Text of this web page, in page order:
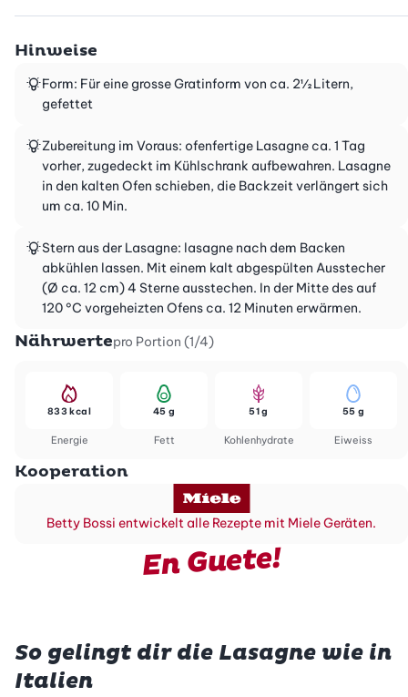
Hinweise
Form: Für eine grosse Gratinform von ca. 2½ Litern,
gefettet
Zubereitung im Voraus: ofenfertige Lasagne ca. 1 Tag
vorher, zugedeckt im Kühlschrank aufbewahren. Lasagne
in den kalten Ofen schieben, die Backzeit verlängert sich
um ca. 10 Min.
Stern aus der Lasagne: lasagne nach dem Backen
abkühlen lassen. Mit einem kalt abgespülten Ausstecher
(Ø ca. 12 cm) 4 Sterne ausstechen. In der Mitte des auf
120 °C vorgeheizten Ofens ca. 12 Minuten erwärmen.
Nährwertepro Portion (1/4)
Energie
833 kcal
Fett
45 g
Kohlenhydrate
51 g
Eiweiss
55 g
Kooperation
Betty Bossi entwickelt alle Rezepte mit Miele Geräten.
En Guete!
So gelingt dir die Lasagne wie in
Italien